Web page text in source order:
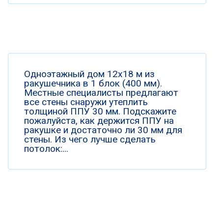
Одноэтажный дом 12х18 м из
ракушечника в 1 блок (400 мм).
Местные специалисты предлагают
все стены снаружи утеплить
толщиной ППУ 30 мм. Подскажите
пожалуйста, как держится ППУ на
ракушке и достаточно ли 30 мм для
стены. Из чего лучше сделать
потолок:...